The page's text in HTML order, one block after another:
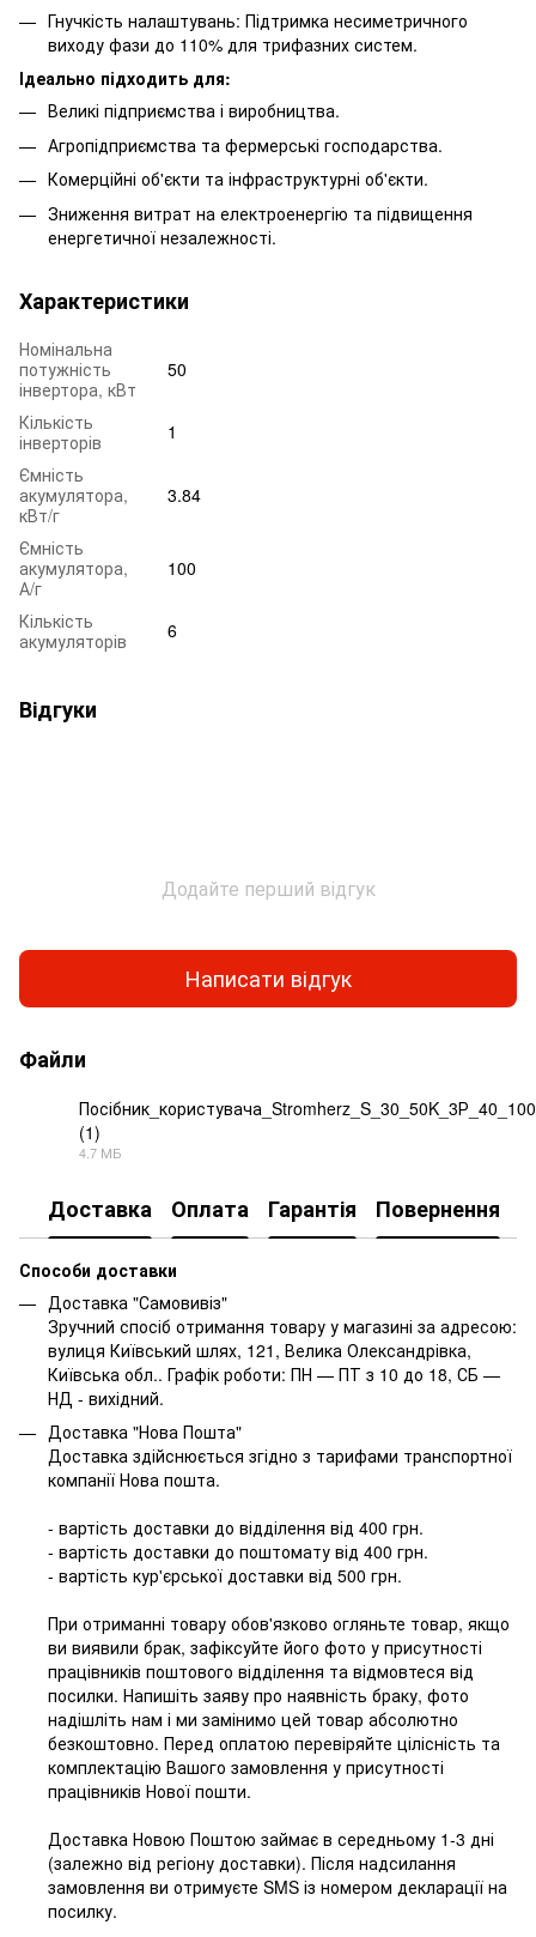
Гнучкість налаштувань: Підтримка несиметричного
виходу фази до 110% для трифазних систем.
Ідеально підходить для:
Великі підприємства і виробництва.
Агропідприємства та фермерські господарства.
Комерційні об'єкти та інфраструктурні об'єкти.
Зниження витрат на електроенергію та підвищення
енергетичної незалежності.
Характеристики
Номінальна
потужність
інвертора, кВт
50
Кількість
інверторів
1
Ємність
акумулятора,
кВт/г
3.84
Ємність
акумулятора,
А/г
100
Кількість
акумуляторів
6
Відгуки
Додайте перший відгук
Написати відгук
Файли
(1)
4.7 МБ
Доставка Оплата Гарантія Повернення
Способи доставки
Доставка "Самовивіз"
Зручний спосіб отримання товару у магазині за адресою:
вулиця Київський шлях, 121, Велика Олександрівка,
Київська обл.. Графік роботи: ПН — ПТ з 10 до 18, СБ —
НД - вихідний.
Доставка "Нова Пошта"
Доставка здійснюється згідно з тарифами транспортної
компанії Нова пошта.
- вартість доставки до відділення від 400 грн.
- вартість доставки до поштомату від 400 грн.
- вартість кур'єрської доставки від 500 грн.
При отриманні товару обов'язково огляньте товар, якщо
ви виявили брак, зафіксуйте його фото у присутності
працівників поштового відділення та відмовтеся від
посилки. Напишіть заяву про наявність браку, фото
надішліть нам і ми замінимо цей товар абсолютно
безкоштовно. Перед оплатою перевіряйте цілісність та
комплектацію Вашого замовлення у присутності
працівників Нової пошти.
Доставка Новою Поштою займає в середньому 1-3 дні
(залежно від регіону доставки). Після надсилання
замовлення ви отримуєте SMS із номером декларації на
посилку.